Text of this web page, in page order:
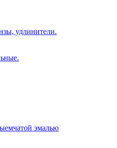
удлинители.
эмалью